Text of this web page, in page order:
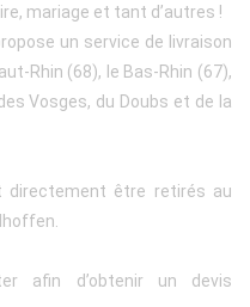
mariage et tant d’autres !
un service de livraison
Rhin (68), le Bas-Rhin (67),
Vosges, du Doubs et de la
directement être retirés au
afin d’obtenir un devis